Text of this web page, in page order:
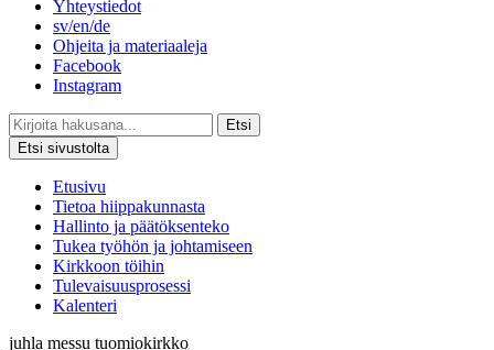
Yhteystiedot
sv/en/de
Ohjeita ja materiaaleja
Facebook
Instagram
Etsi
Etsi sivustolta
Etusivu
Tietoa hiippakunnasta
Hallinto ja päätöksenteko
Tukea työhön ja johtamiseen
Kirkkoon töihin
Tulevaisuusprosessi
Kalenteri
juhla messu tuomiokirkko